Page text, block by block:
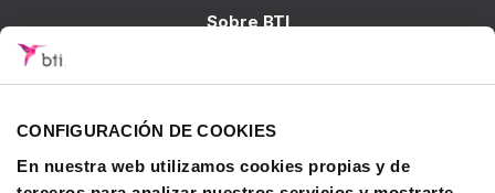
CONFIGURACIÓN DE COOKIES
En nuestra web utilizamos cookies propias y de
Sobre BTI
Soluciones BTI
Investigación
Formación - BTI Training Center